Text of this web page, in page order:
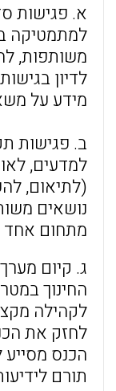
א. פגישות
למתמטיקה
משותפות,
לדיון
מידע על
ב. פגישות
למדעים,
(לתיאום,
נושאים
מתחום אחד
ג. קיום
החינוך
לקהילה
לחזק את
הכנס
תורם